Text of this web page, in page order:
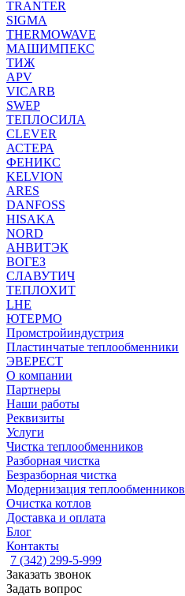
TRANTER
SIGMA
THERMOWAVE
МАШИМПЕКС
ТИЖ
APV
VICARB
SWEP
ТЕПЛОСИЛА
CLEVER
АСТЕРА
ФЕНИКС
KELVION
ARES
DANFOSS
HISAKA
NORD
АНВИТЭК
ВОГЕЗ
СЛАВУТИЧ
ТЕПЛОХИТ
LHE
ЮТЕРМО
Промстройиндустрия
Пластинчатые теплообменники
ЭВЕРЕСТ
О компании
Партнеры
Наши работы
Реквизиты
Услуги
Чистка теплообменников
Разборная чистка
Безразборная чистка
Модернизация теплообменников
Очистка котлов
Доставка и оплата
Блог
Контакты
7 (342) 299-5-999
Заказать звонок
Задать вопрос